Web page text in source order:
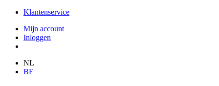
Klantenservice
Mijn account
Inloggen
NL
BE